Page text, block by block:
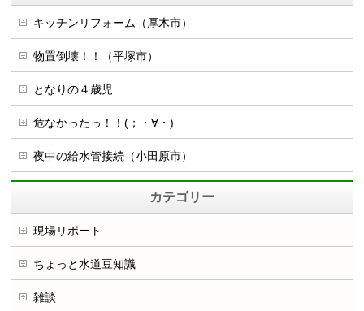
キッチンリフォーム（厚木市）
物置倒壊！！（平塚市）
となりの４歳児
危なかったっ！！(；・∀・)
夜中の給水管接続（小田原市）
カテゴリー
現場リポート
ちょっと水道豆知識
雑談